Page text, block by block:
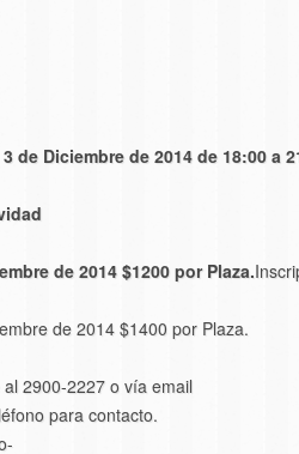
de Diciembre de 2014 de 18:00 a
de 2014 $1200 por Plaza.
de 2014 $1400 por Plaza.
2900-2227 o vía email
para contacto.